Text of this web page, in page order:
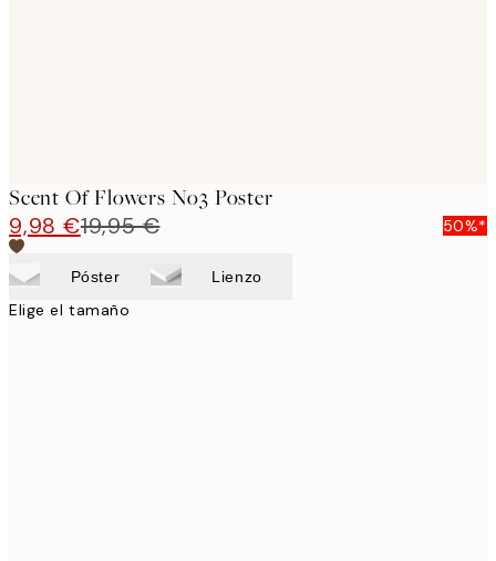
Scent Of Flowers No3 Poster
9,98 €19,95 € 50%*
Póster Lienzo
Elige el tamaño